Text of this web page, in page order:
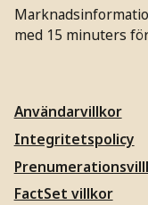
med 15 minuters
Användarvillkor
Integritetspolicy
FactSet villkor